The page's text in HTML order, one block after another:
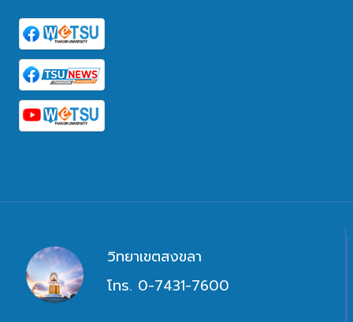
วิทยาเขตสงขลา
โทร. 0-7431-7600